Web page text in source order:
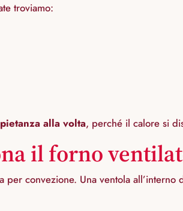
troviamo:
alla volta, perché il calore si
il forno
per convezione. Una ventola